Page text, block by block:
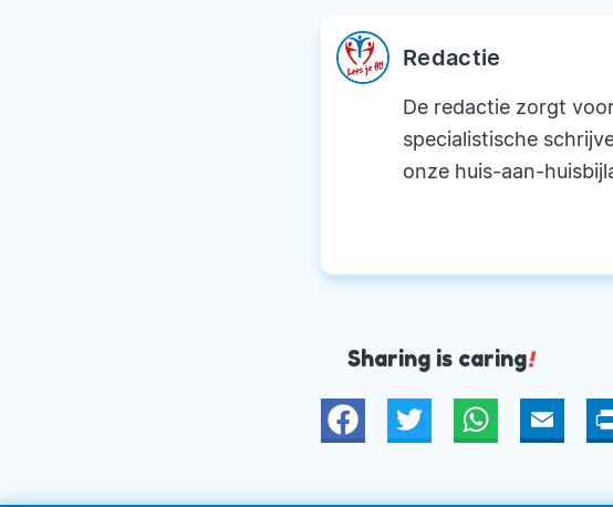
Redactie
De redactie zorgt
specialistische
onze huis-aan-
Sharing is caring!
Twitter WhatsAppEmail